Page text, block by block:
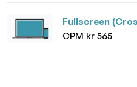
Fullscreen
CPM kr 565